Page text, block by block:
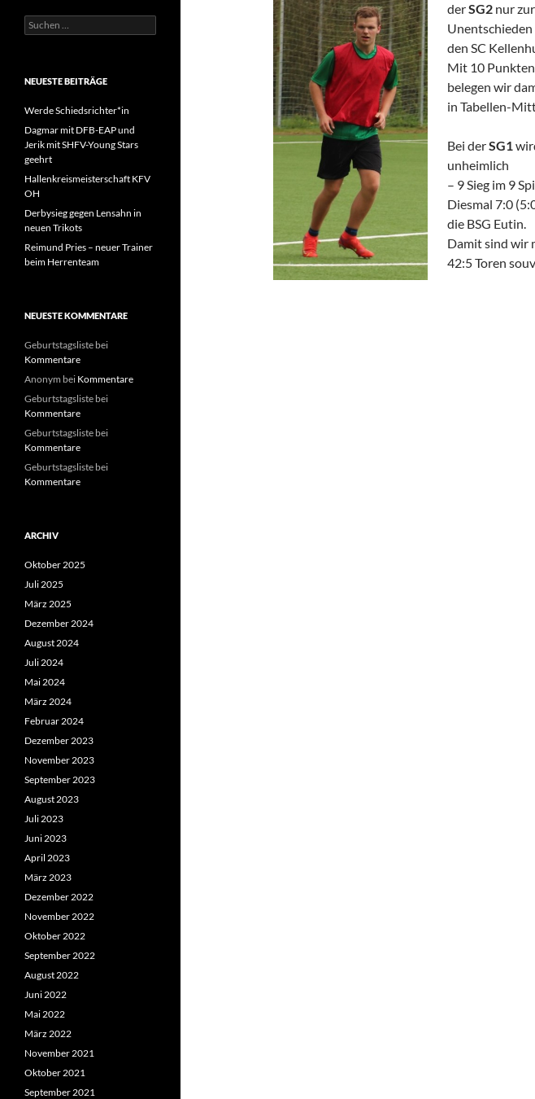
derSG2 nur
Unentschieden
den SC
Mit 10
belegen wir
in Tabellen-
Bei derSG1
unheimlich
– 9 Sieg im 9
Diesmal 7:0
die BSG Eutin.
Damit sind wir
42:5 Toren
Suche
nach:
NEUESTE BEITRÄGE
Werde Schiedsrichter*in
Dagmar mit DFB-EAP und
Jerik mit SHFV-Young Stars
geehrt
Hallenkreismeisterschaft KFV
OH
Derbysieg gegen Lensahn in
neuen Trikots
Reimund Pries – neuer Trainer
beim Herrenteam
NEUESTE KOMMENTARE
Geburtstagsliste bei
Kommentare
Anonym bei Kommentare
Geburtstagsliste bei
Kommentare
Geburtstagsliste bei
Kommentare
Geburtstagsliste bei
Kommentare
ARCHIV
Oktober 2025
Juli 2025
März 2025
Dezember 2024
August 2024
Juli 2024
Mai 2024
März 2024
Februar 2024
Dezember 2023
November 2023
September 2023
August 2023
Juli 2023
Juni 2023
April 2023
März 2023
Dezember 2022
November 2022
Oktober 2022
September 2022
August 2022
Juni 2022
Mai 2022
März 2022
November 2021
Oktober 2021
September 2021